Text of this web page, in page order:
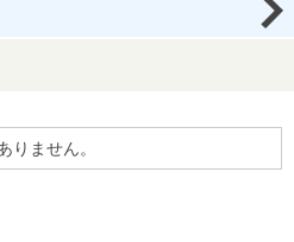
りません。